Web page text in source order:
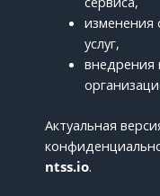
изменения
услуг,
внедрения
Актуальная
ntss.io.